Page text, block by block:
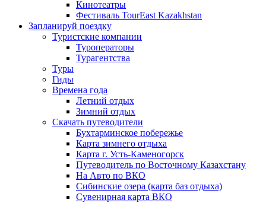
Кинотеатры
Фестиваль TourEast Kazakhstan
Запланируй поездку
Туристские компании
Туроператоры
Турагентства
Туры
Гиды
Времена года
Летний отдых
Зимний отдых
Скачать путеводители
Бухтарминское побережье
Карта зимнего отдыха
Карта г. Усть-Каменогорск
Путеводитель по Восточному Казахстану
На Авто по ВКО
Сибинские озера (карта баз отдыха)
Сувенирная карта ВКО